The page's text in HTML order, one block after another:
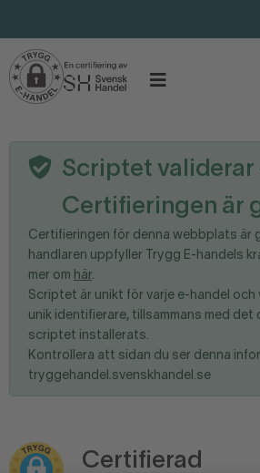
Scriptet validerar
Certifieringen är
Certifieringen för denna webbplats är
handlaren uppfyller Trygg E-handels
mer om här.
Scriptet är unikt för varje e-handel och
unik identifierare, tillsammans med det
scriptet installerats.
Kontrollera att sidan du ser denna
tryggehandel.svenskhandel.se
Certifierad